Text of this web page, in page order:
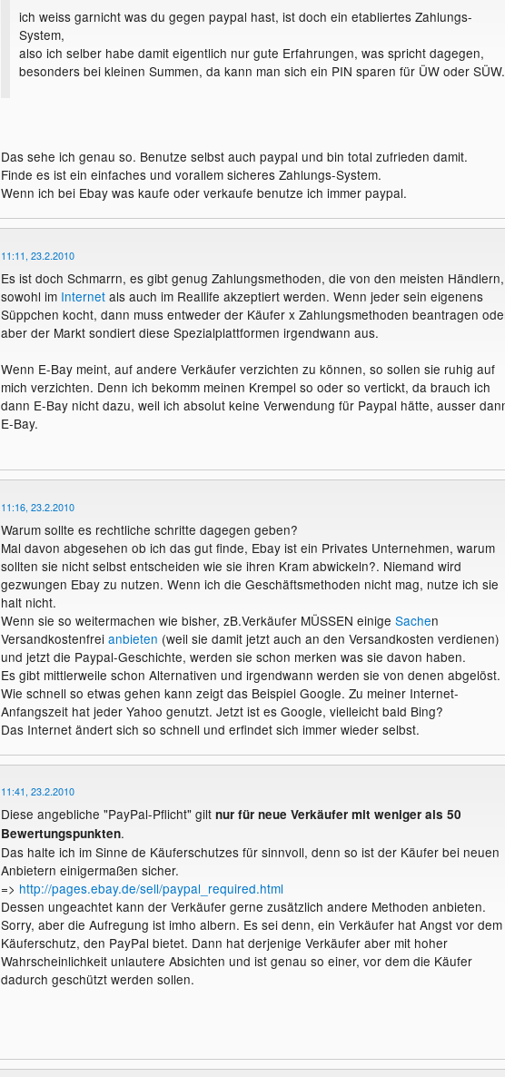
ich weiss garnicht was du gegen paypal hast, ist doch ein etabliertes Zahlungs-
System,
also ich selber habe damit eigentlich nur gute Erfahrungen, was spricht dagegen,
besonders bei kleinen Summen, da kann man sich ein PIN sparen für ÜW oder SÜW.
Das sehe ich genau so. Benutze selbst auch paypal und bin total zufrieden damit.
Finde es ist ein einfaches und vorallem sicheres Zahlungs-System.
Wenn ich bei Ebay was kaufe oder verkaufe benutze ich immer paypal.
11:11, 23.2.2010
Es ist doch Schmarrn, es gibt genug Zahlungsmethoden, die von den meisten Händlern,
sowohl im Internetals auch im Reallife akzeptiert werden. Wenn jeder sein eigenens
Süppchen kocht, dann muss entweder der Käufer x Zahlungsmethoden beantragen
aber der Markt sondiert diese Spezialplattformen irgendwann aus.
Wenn E-Bay meint, auf andere Verkäufer verzichten zu können, so sollen sie ruhig auf
mich verzichten. Denn ich bekomm meinen Krempel so oder so vertickt, da brauch ich
dann E-Bay nicht dazu, weil ich absolut keine Verwendung für Paypal hätte, ausser
E-Bay.
11:16, 23.2.2010
Warum sollte es rechtliche schritte dagegen geben?
Mal davon abgesehen ob ich das gut finde, Ebay ist ein Privates Unternehmen, warum
sollten sie nicht selbst entscheiden wie sie ihren Kram abwickeln?. Niemand wird
gezwungen Ebay zu nutzen. Wenn ich die Geschäftsmethoden nicht mag, nutze ich sie
halt nicht.
Wenn sie so weitermachen wie bisher, zB.Verkäufer MÜSSEN einige Sachen
Versandkostenfrei anbieten (weil sie damit jetzt auch an den Versandkosten verdienen)
und jetzt die Paypal-Geschichte, werden sie schon merken was sie davon haben.
Es gibt mittlerweile schon Alternativen und irgendwann werden sie von denen abgelöst.
Wie schnell so etwas gehen kann zeigt das Beispiel Google. Zu meiner Internet-
Anfangszeit hat jeder Yahoo genutzt. Jetzt ist es Google, vielleicht bald Bing?
Das Internet ändert sich so schnell und erfindet sich immer wieder selbst.
11:41, 23.2.2010
Diese angebliche "PayPal-Pflicht" gilt nur für neue Verkäufer mit weniger als 50
Bewertungspunkten.
Das halte ich im Sinne de Käuferschutzes für sinnvoll, denn so ist der Käufer bei neuen
Anbietern einigermaßen sicher.
=> http://pages.ebay.de/sell/paypal_required.html
Dessen ungeachtet kann der Verkäufer gerne zusätzlich andere Methoden anbieten.
Sorry, aber die Aufregung ist imho albern. Es sei denn, ein Verkäufer hat Angst vor dem
Käuferschutz, den PayPal bietet. Dann hat derjenige Verkäufer aber mit hoher
Wahrscheinlichkeit unlautere Absichten und ist genau so einer, vor dem die Käufer
dadurch geschützt werden sollen.